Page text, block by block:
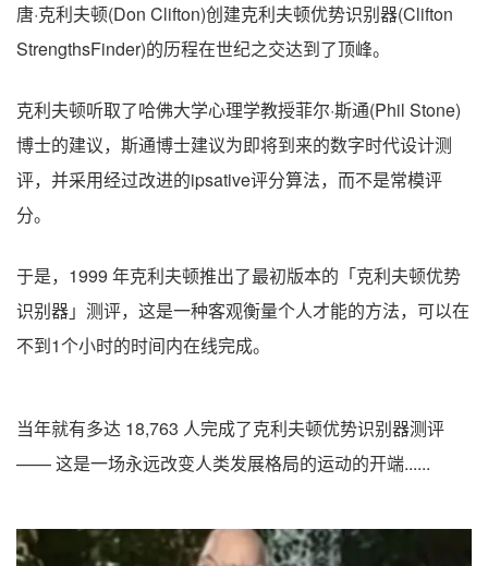
唐·克利夫顿(Don Clifton)创建克利夫顿优势识别器(Clifton
StrengthsFinder)的历程在世纪之交达到了顶峰。
克利夫顿听取了哈佛大学心理学教授菲尔·斯通(Phil Stone)
博士的建议，斯通博士建议为即将到来的数字时代设计测
评，并采用经过改进的ipsative评分算法，而不是常模评
分。
于是，1999 年克利夫顿推出了最初版本的「克利夫顿优势
识别器」测评，这是一种客观衡量个人才能的方法，可以在
不到1个小时的时间内在线完成。
当年就有多达 18,763 人完成了克利夫顿优势识别器测评
—— 这是一场永远改变人类发展格局的运动的开端......